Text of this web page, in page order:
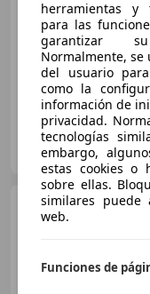
03/2023 63.777
¡STOCK FUERA! Hasta
CLICARS MADRID
ES-28021 MADRID
herramientas y
para las
garantizar
Normalmente, se
del usuario
como la
información de
privacidad.
tecnologías
embargo,
estas cookies o
sobre ellas.
similares
web.
Funciones de